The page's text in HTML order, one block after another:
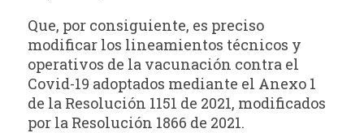
Que, por consiguiente, es preciso
modificar los lineamientos técnicos y
operativos de la vacunación contra el
Covid-19 adoptados mediante el Anexo 1
de la Resolución 1151 de 2021, modificados
por la Resolución 1866 de 2021.